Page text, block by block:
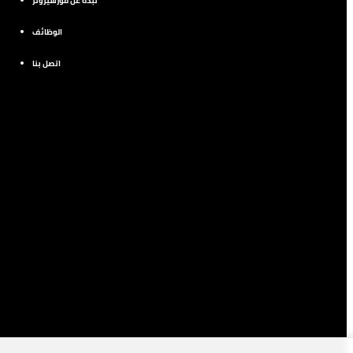
الوظائف
اتصل بنا